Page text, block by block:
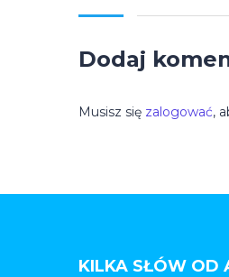
Dodaj
Musisz się zalogować,
KILKA SŁÓW OD